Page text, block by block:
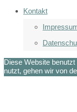
Kontakt
Diese Website
nutzt, gehen wir von